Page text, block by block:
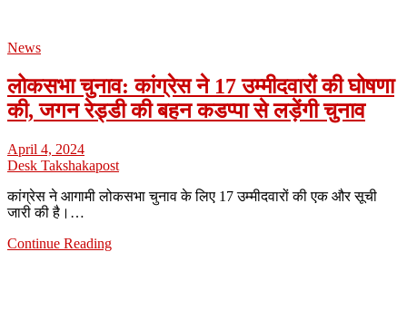
News
लोकसभा चुनाव: कांग्रेस ने 17 उम्मीदवारों की घोषणा
की, जगन रेड्डी की बहन कडप्पा से लड़ेंगी चुनाव
April 4, 2024
Desk Takshakapost
कांग्रेस ने आगामी लोकसभा चुनाव के लिए 17 उम्मीदवारों की एक और सूची
जारी की है।…
Continue Reading